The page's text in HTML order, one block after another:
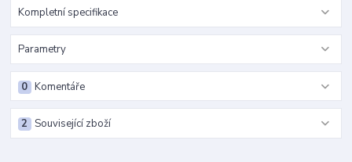
Kompletní specifikace
Parametry
Komentáře
0
Související zboží
2